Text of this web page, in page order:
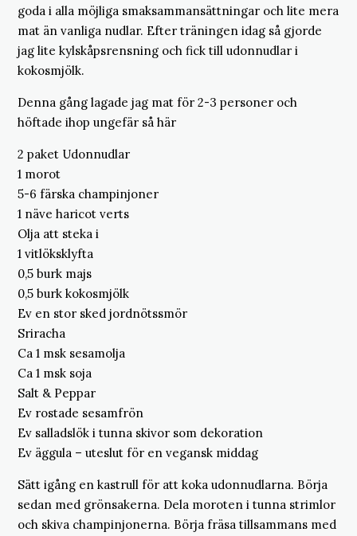
goda i alla möjliga smaksammansättningar och lite mera
mat än vanliga nudlar. Efter träningen idag så gjorde
jag lite kylskåpsrensning och fick till udonnudlar i
kokosmjölk.
Denna gång lagade jag mat för 2-3 personer och
höftade ihop ungefär så här
2 paket Udonnudlar
1 morot
5-6 färska champinjoner
1 näve haricot verts
Olja att steka i
1 vitlöksklyfta
0,5 burk majs
0,5 burk kokosmjölk
Ev en stor sked jordnötssmör
Sriracha
Ca 1 msk sesamolja
Ca 1 msk soja
Salt & Peppar
Ev rostade sesamfrön
Ev salladslök i tunna skivor som dekoration
Ev äggula – uteslut för en vegansk middag
Sätt igång en kastrull för att koka udonnudlarna. Börja
sedan med grönsakerna. Dela moroten i tunna strimlor
och skiva champinjonerna. Börja fräsa tillsammans med